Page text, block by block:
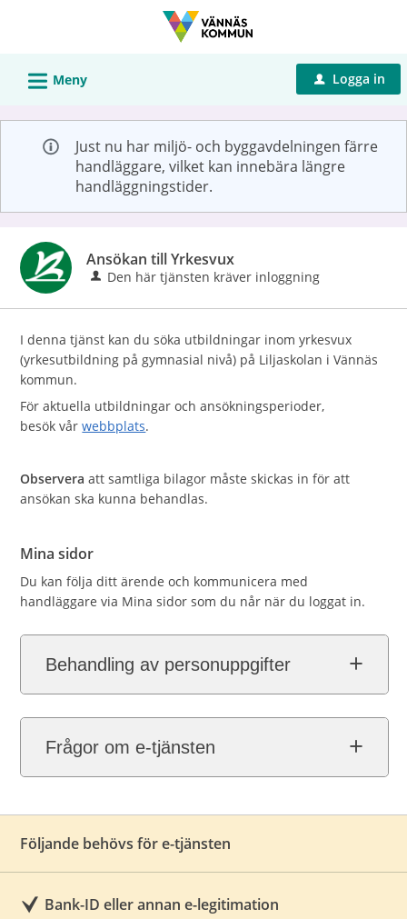
kommun
L Meny u Logga in
Just nu har miljö- och byggavdelningen färre
handläggare, vilket kan innebära längre
handläggningstider.
Ansökan till Yrkesvux
Den här tjänsten kräver inloggning
I denna tjänst kan du söka utbildningar inom yrkesvux
(yrkesutbildning på gymnasial nivå) på Liljaskolan i Vännäs
kommun.
För aktuella utbildningar och ansökningsperioder,
besök vårwebbplats.
Observeraatt samtliga bilagor måste skickas in för att
ansökan ska kunna behandlas.
Mina sidor
Du kan följa ditt ärende och kommunicera med
handläggare via Mina sidor som du når när du loggat in.
Behandling av personuppgifter
Frågor om e-tjänsten
Följande behövs för e-tjänsten
Bank-ID eller annan e-legitimation